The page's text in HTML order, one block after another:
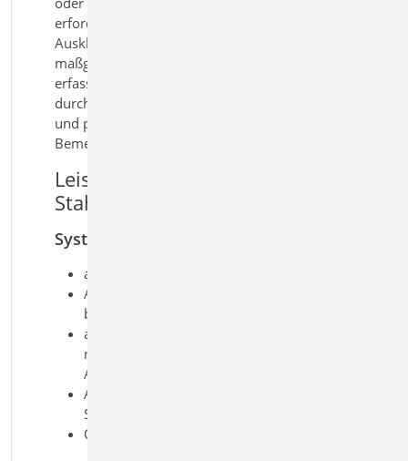
erforderlichen
Ausklinkungsabmessungen. Alle
maßgebenden Beanspruchungen werden
erfasst und die relevanten Nachweise
durchgeführt. So erhalten Sie eine sichere
und praxisgerechte Lösung für die
Bemessung ausgeklinkter Stahlträger.
Leistungsmerkmale S381.de
Stahl-Trägerausklinkung
System
ausgeklinkter Trägeranschluss
Ausklinkung oben, unten oder
beidseitig
automatische Ermittlung der
notwendigen
Ausklinkungsabmessungen
Anschluss über Fahnenblech,
Stirnplatte oder Winkel
Querschnitte